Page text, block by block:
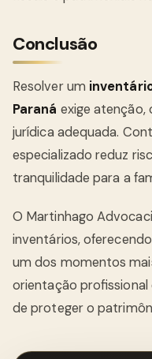
Conclusão
Resolver um
Paraná exige atenção,
jurídica adequada.
especializado reduz
tranquilidade para a
O Martinhago
inventários,
um dos momentos
orientação profissional
de proteger o